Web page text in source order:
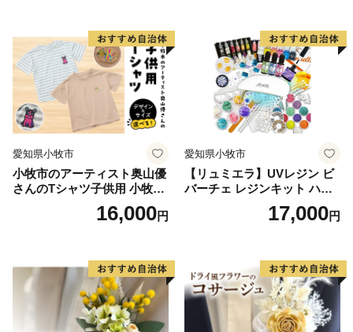
って安全に蓄積・保管し、第三者に譲渡・提供すること
はございません。
寄附者様からいただいた個人情報は、商品の発送とご連
絡、いただいたふるさと納税の使い道に関する報告、西
脇市のふるさと納税に関する情報提供のため、使用させ
ていただきます。
また、上記の手段としては、電子メールの配信やパンフ
レット等の郵送をさせていただく場合がございます。
愛知県小牧市
小牧市のアーティスト奥山優
さんのTシャツ子供用 小牧市
16,000円
愛知県小牧市
【リュミエラ】UVレジン ビ
バーチェ レジンキット ハン
ドメイド レジンクラフト ア
クセサリーキット 手作り セ
17,000円